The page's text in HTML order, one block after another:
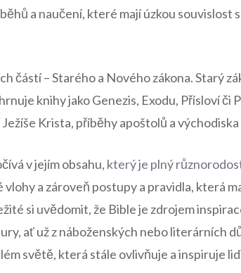
a naučení, které mají úzkou souvislost
částí – Starého a Nového zákona. Starý
knihy jako Genezis, Exodu, Přísloví či
Krista, příběhy apoštolů a
v jejím obsahu, který je plný
a zároveň postupy a pravidla, která
si uvědomit, že Bible je zdrojem
ať už z náboženských nebo literárních
světě, která stále ovlivňuje a inspiruje